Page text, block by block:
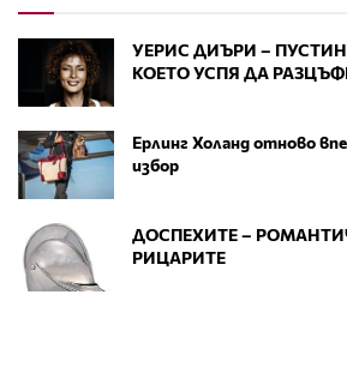
УЕРИС ДИЪРИ –
КОЕТО УСПЯ ДА
Ерлинг Холанд отново
избор
ДОСПЕХИТЕ –
РИЦАРИТЕ